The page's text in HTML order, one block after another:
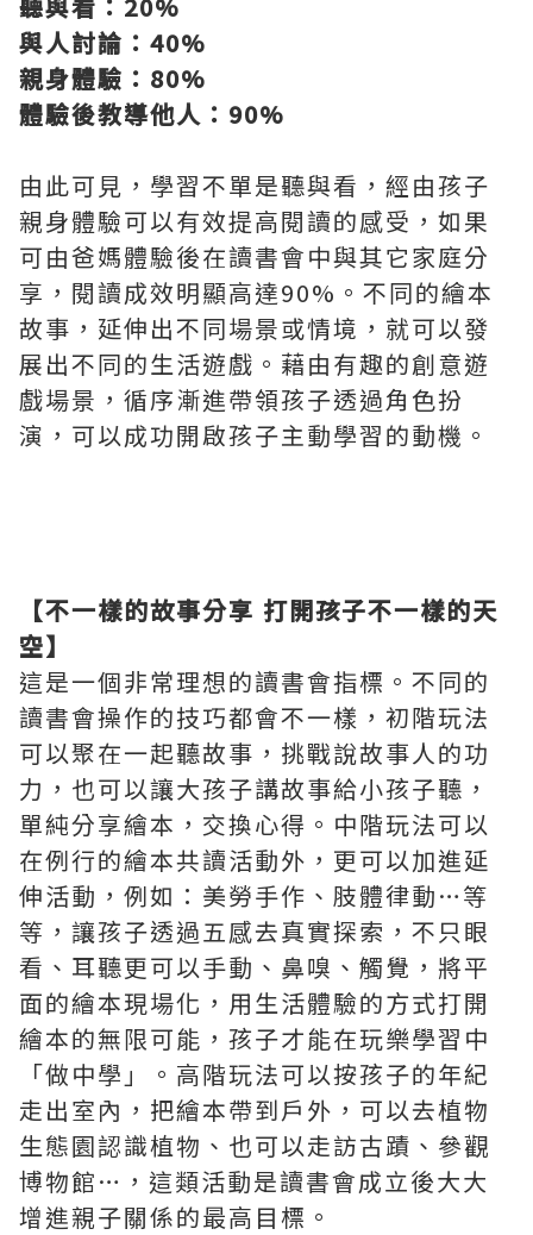
與人討論：40%
親身體驗：80%
體驗後教導他人： 90%
由此可見，學習不單是聽與看，經由孩子
親身體驗可以有效提高閱讀的感受，如果
可由爸媽體驗後在讀書會中與其它家庭分
享，閱讀成效明顯高達90%。不同的繪本
故事，延伸出不同場景或情境，就可以發
展出不同的生活遊戲。藉由有趣的創意遊
戲場景，循序漸進帶領孩子透過角色扮
演，可以成功開啟孩子主動學習的動機。
【不一樣的故事分享 打開孩子不一樣的天
空】
這是一個非常理想的讀書會指標。不同的
讀書會操作的技巧都會不一樣，初階玩法
可以聚在一起聽故事，挑戰說故事人的功
力，也可以讓大孩子講故事給小孩子聽，
單純分享繪本，交換心得。中階玩法可以
在例行的繪本共讀活動外，更可以加進延
伸活動，例如：美勞手作、肢體律動…等
等，讓孩子透過五感去真實探索，不只眼
看、耳聽更可以手動、鼻嗅、觸覺，將平
面的繪本現場化，用生活體驗的方式打開
繪本的無限可能，孩子才能在玩樂學習中
「做中學」。高階玩法可以按孩子的年紀
走出室內，把繪本帶到戶外，可以去植物
生態園認識植物、也可以走訪古蹟、參觀
博物館…，這類活動是讀書會成立後大大
增進親子關係的最高目標。